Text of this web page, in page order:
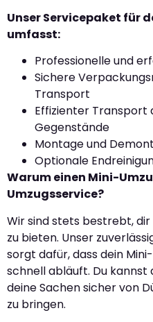
Unser Servicepaket für
umfasst:
Professionelle und
Sichere
Transport
Effizienter Transport
Gegenstände
Montage und
Optionale
Warum einen Mini-
Umzugsservice?
Wir sind stets bestrebt,
zu bieten. Unser
sorgt dafür, dass dein
schnell abläuft. Du kannst
deine Sachen sicher von
zu bringen.